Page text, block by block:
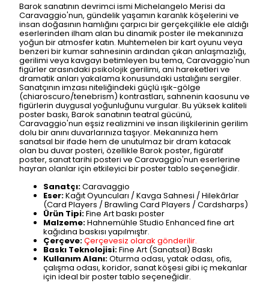
Barok sanatının devrimci ismi Michelangelo Merisi da
Caravaggio'nun, gündelik yaşamın karanlık köşelerini ve
insan doğasının hamlığını çarpıcı bir gerçekçilikle ele aldığı
eserlerinden ilham alan bu dinamik poster ile mekanınıza
yoğun bir atmosfer katın. Muhtemelen bir kart oyunu veya
benzeri bir kumar sahnesinin ardından çıkan anlaşmazlığı,
gerilimi veya kavgayı betimleyen bu tema, Caravaggio'nun
figürler arasındaki psikolojik gerilimi, ani hareketleri ve
dramatik anları yakalama konusundaki ustalığını sergiler.
Sanatçının imzası niteliğindeki güçlü ışık-gölge
(chiaroscuro/tenebrism) kontrastları, sahnenin kaosunu ve
figürlerin duygusal yoğunluğunu vurgular. Bu yüksek kaliteli
poster baskı, Barok sanatının teatral gücünü,
Caravaggio'nun eşsiz realizmini ve insan ilişkilerinin gerilim
dolu bir anını duvarlarınıza taşıyor. Mekanınıza hem
sanatsal bir ifade hem de unutulmaz bir dram katacak
olan bu duvar posteri, özellikle Barok poster, figüratif
poster, sanat tarihi posteri ve Caravaggio'nun eserlerine
hayran olanlar için etkileyici bir poster tablo seçeneğidir.
Sanatçı:Caravaggio
Eser:Kağıt Oyuncuları / Kavga Sahnesi / Hilekârlar
(Card Players / Brawling Card Players / Cardsharps)
Ürün Tipi:Fine Art baskı poster
Malzeme:Hahnemühle Studio Enhanced fine art
kağıdına baskısı yapılmıştır.
Çerçeve:Çerçevesiz olarak gönderilir.
Baskı Teknolojisi:Fine Art (Sanatsal) Baskı
Kullanım Alanı:Oturma odası, yatak odası, ofis,
çalışma odası, koridor, sanat köşesi gibi iç mekanlar
için ideal bir poster tablo seçeneğidir.